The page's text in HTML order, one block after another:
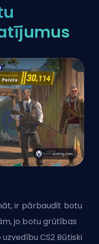
ir pārbaudīt botu
jo botu grūtības
CS2 Būtiski